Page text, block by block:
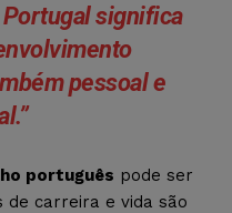
Portugal significa
pessoal e
português pode ser
de carreira e vida são